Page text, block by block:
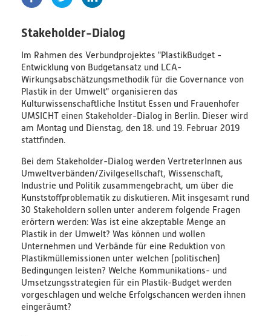
Verbundprojekte
Übersicht
Übersichtskarte
Veranstaltungen
Publikationen
News
Ergebnisse
Veröffentlichungen
Bildungsmaterialien
Diskussionspapiere & Statuspapiere
Stakeholder-Dialog
Im Rahmen des Verbundprojektes "PlastikBudget -
Entwicklung von Budgetansatz und LCA-
Wirkungsabschätzungsmethodik für die Governance von
Plastik in der Umwelt" organisieren das
Kulturwissenschaftliche Institut Essen und Frauenhofer
UMSICHT einen Stakeholder-Dialog in Berlin. Dieser wird
am Montag und Dienstag, den 18. und 19. Februar 2019
stattfinden.
Bei dem Stakeholder-Dialog werden VertreterInnen aus
Umweltverbänden/Zivilgesellschaft, Wissenschaft,
Industrie und Politik zusammengebracht, um über die
Kunststoffproblematik zu diskutieren. Mit insgesamt rund
30 Stakeholdern sollen unter anderem folgende Fragen
erörtern werden: Was ist eine akzeptable Menge an
Plastik in der Umwelt? Was können und wollen
Unternehmen und Verbände für eine Reduktion von
Plastikmüllemissionen unter welchen (politischen)
Bedingungen leisten? Welche Kommunikations- und
Umsetzungsstrategien für ein Plastik-Budget werden
vorgeschlagen und welche Erfolgschancen werden ihnen
eingeräumt?